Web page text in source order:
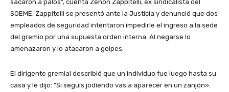
sacaron a palos”, cuenta Zenon Zappitelli, ex sindicalista del
SOEME. Zappitelli se presentó ante la Justicia y denunció que dos
empleados de seguridad intentaron impedirle el ingreso a la sede
del gremio por una supuesta orden interna. Al negarse lo
amenazaron y lo atacaron a golpes.
El dirigente gremial describió que un individuo fue luego hasta su
casa y le dijo: “Si seguís jodiendo vas a aparecer en un zanjón».